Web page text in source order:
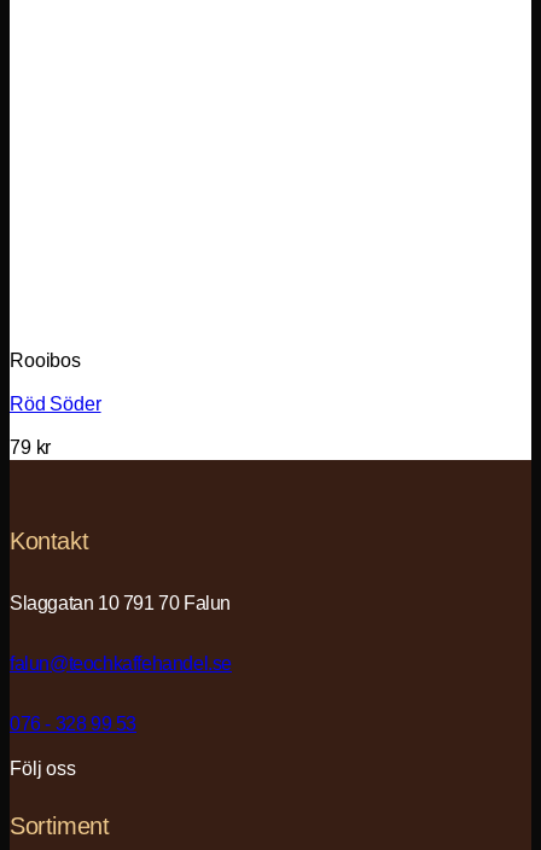
Rooibos
Röd Söder
79 kr
Kontakt
Slaggatan 10 791 70 Falun
falun@teochkaffehandel.se
076 - 328 99 53
Följ oss
Sortiment